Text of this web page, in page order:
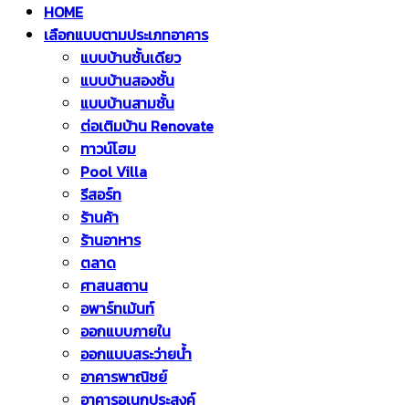
HOME
เลือกแบบตามประเภทอาคาร
แบบบ้านชั้นเดียว
แบบบ้านสองชั้น
แบบบ้านสามชั้น
ต่อเติมบ้าน Renovate
ทาวน์โฮม
Pool Villa
รีสอร์ท
ร้านค้า
ร้านอาหาร
ตลาด
ศาสนสถาน
อพาร์ทเม้นท์
ออกแบบภายใน
ออกแบบสระว่ายน้ำ
อาคารพาณิชย์
อาคารอเนกประสงค์